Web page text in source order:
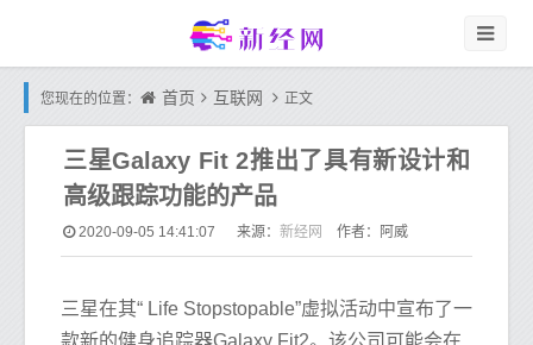
您现在的位置： 首页 互联网 正文
三星Galaxy Fit 2推出了具有新设计和
高级跟踪功能的产品
2020-09-05 14:41:07 来源： 新经网 作者：阿威
三星在其“ Life Stopstopable”虚拟活动中宣布了一
款新的健身追踪器Galaxy Fit2。该公司可能会在